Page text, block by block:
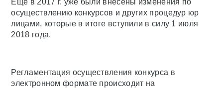
Еще в 2017 г. уже были внесены изменения по
осуществлению конкурсов и других процедур юр
лицами, которые в итоге вступили в силу 1 июля
2018 года.
Регламентация осуществления конкурса в
электронном формате происходит на